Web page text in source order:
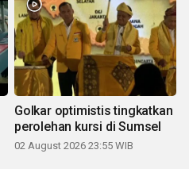
Golkar optimistis tingkatkan
perolehan kursi di Sumsel
02 August 2026 23:55 WIB